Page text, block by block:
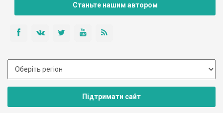
Станьте нашим автором
Підтримати сайт